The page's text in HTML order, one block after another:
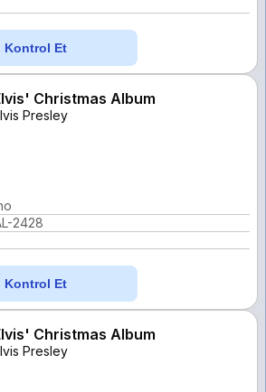
Kontrol Et
Christmas Album
Presley
2428
Kontrol Et
Christmas Album
Presley